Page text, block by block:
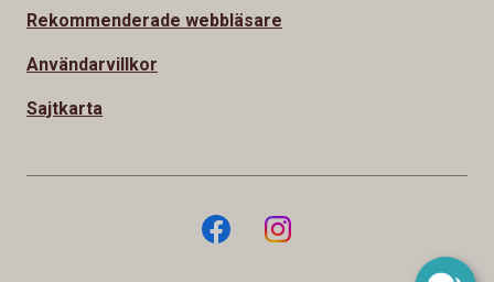
Rekommenderade webbläsare
Användarvillkor
Sajtkarta